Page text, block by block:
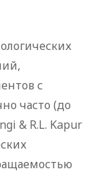
с
часто (до
& R.L. Kapur